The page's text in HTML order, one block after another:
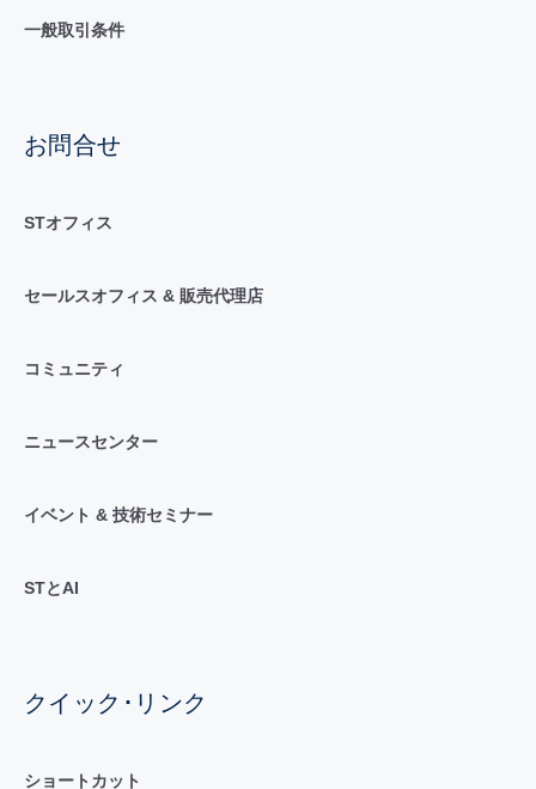
一般取引条件
お問合せ
STオフィス
セールスオフィス & 販売代理店
コミュニティ
ニュースセンター
イベント & 技術セミナー
STとAI
クイック･リンク
ショートカット